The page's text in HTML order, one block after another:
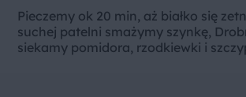
Pieczemy ok 20 min, aż białko się
suchej patelni smażymy szynkę,
siekamy pomidora, rzodkiewki i